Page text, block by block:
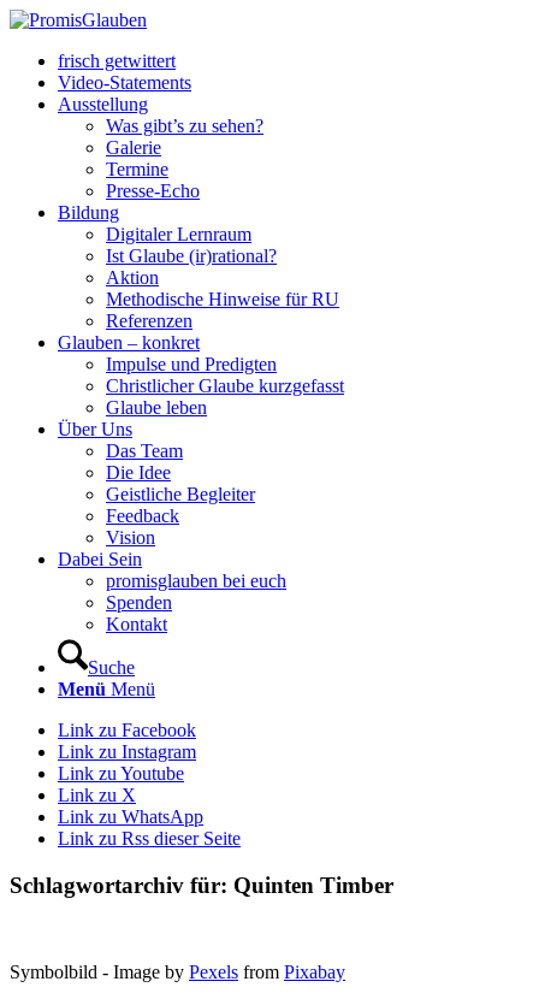
frisch getwittert
Video-Statements
Ausstellung
Was gibt’s zu sehen?
Galerie
Termine
Presse-Echo
Bildung
Digitaler Lernraum
Ist Glaube (ir)rational?
Aktion
Methodische Hinweise für RU
Referenzen
Glauben – konkret
Impulse und Predigten
Christlicher Glaube kurzgefasst
Glaube leben
Über Uns
Das Team
Die Idee
Geistliche Begleiter
Feedback
Vision
Dabei Sein
promisglauben bei euch
Spenden
Kontakt
Suche
Menü Menü
Link zu Facebook
Link zu Instagram
Link zu Youtube
Link zu X
Link zu WhatsApp
Link zu Rss dieser Seite
Schlagwortarchiv für: Quinten Timber
Symbolbild - Image by Pexels from Pixabay